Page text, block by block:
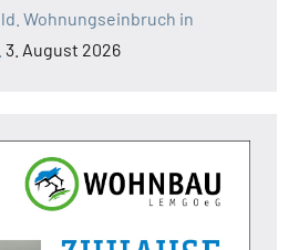
Wohnungseinbruch in
3. August 2026